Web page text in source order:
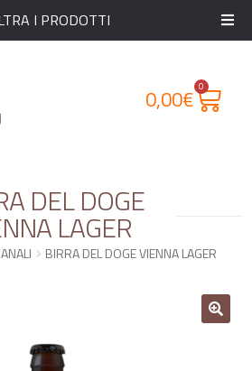
0,00€ 0
DEL DOGE
LAGER
BIRRA DEL DOGE VIENNA LAGER
I PRODOTTI